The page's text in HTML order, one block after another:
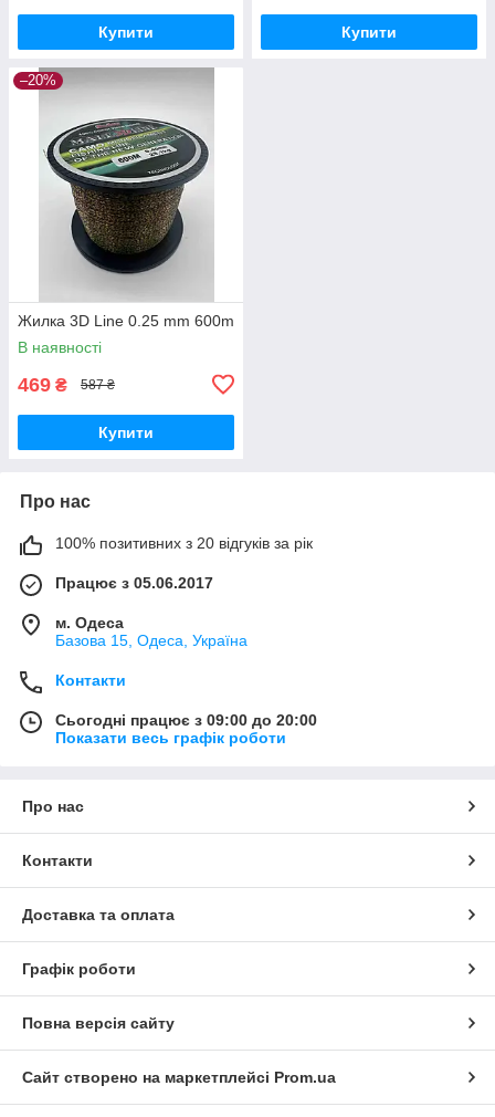
Купити Купити
–20%
Жилка 3D Line 0.25 mm 600m
В наявності
469 ₴ 587 ₴
Купити
Про нас
100% позитивних з 20 відгуків за рік
Працює з 05.06.2017
м. Одеса
Базова 15, Одеса, Україна
Контакти
Сьогодні працює з 09:00 до 20:00
Показати весь графік роботи
Про нас
Контакти
Доставка та оплата
Графік роботи
Повна версія сайту
Сайт створено на маркетплейсі Prom.ua